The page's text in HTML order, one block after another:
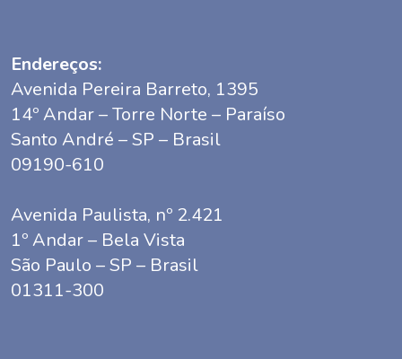
Endereços:
Avenida Pereira Barreto, 1395
14º Andar – Torre Norte – Paraíso
Santo André – SP – Brasil
09190-610
Avenida Paulista, nº 2.421
1º Andar – Bela Vista
São Paulo – SP – Brasil
01311-300